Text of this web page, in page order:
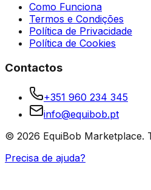
Como Funciona
Termos e Condições
Política de Privacidade
Política de Cookies
Contactos
+351 960 234 345
info@equibob.pt
© 2026 EquiBob Marketplace.
Precisa de ajuda?